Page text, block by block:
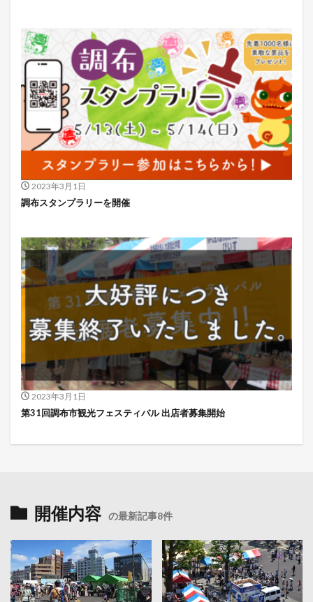
2023年3月1日
調布スタンプラリーを開催
2023年3月1日
第31回調布市観光フェスティバル 出店者募集開始
開催内容 の最新記事8件